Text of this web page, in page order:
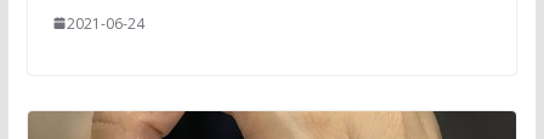
2021-06-24